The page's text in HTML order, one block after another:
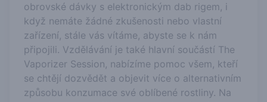
obrovské dávky s elektronickým dab rigem, i
když nemáte žádné zkušenosti nebo vlastní
zařízení, stále vás vítáme, abyste se k nám
připojili. Vzdělávání je také hlavní součástí The
Vaporizer Session, nabízíme pomoc všem, kteří
se chtějí dozvědět a objevit více o alternativním
způsobu konzumace své oblíbené rostliny. Na